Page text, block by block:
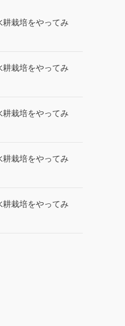
耕栽培をやってみ
耕栽培をやってみ
耕栽培をやってみ
耕栽培をやってみ
耕栽培をやってみ